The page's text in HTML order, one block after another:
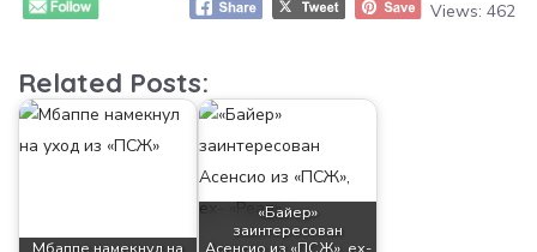
Views: 462
Related Posts:
«Байер»
заинтересован